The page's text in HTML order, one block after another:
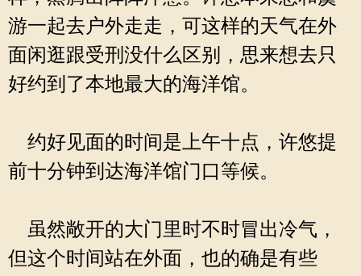
游一起去户外走走，可这样的天气在外
面闲逛跟受刑没什么区别，思来想去只
好约到了本地最大的海洋馆。
约好见面的时间是上午十点，许悠提
前十分钟到达海洋馆门口等候。
虽然敞开的大门里时不时冒出冷气，
但这个时间站在外面，也的确是有些